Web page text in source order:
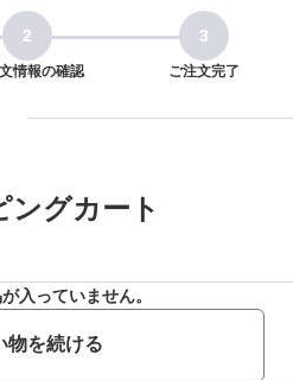
情報の確認 ご注文完了
ングカート
入っていません。
物を続ける